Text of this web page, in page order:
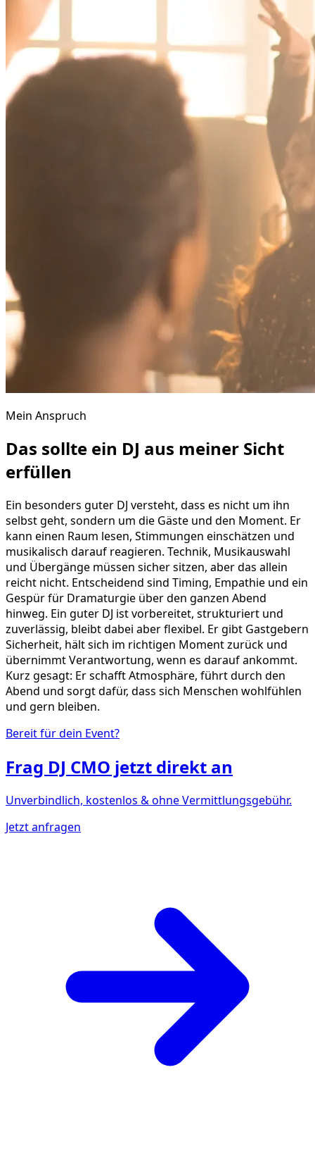
Mein Anspruch
Das sollte ein DJ aus meiner Sicht
erfüllen
Ein besonders guter DJ versteht, dass es nicht um ihn
selbst geht, sondern um die Gäste und den Moment. Er
kann einen Raum lesen, Stimmungen einschätzen und
musikalisch darauf reagieren. Technik, Musikauswahl
und Übergänge müssen sicher sitzen, aber das allein
reicht nicht. Entscheidend sind Timing, Empathie und ein
Gespür für Dramaturgie über den ganzen Abend
hinweg. Ein guter DJ ist vorbereitet, strukturiert und
zuverlässig, bleibt dabei aber flexibel. Er gibt Gastgebern
Sicherheit, hält sich im richtigen Moment zurück und
übernimmt Verantwortung, wenn es darauf ankommt.
Kurz gesagt: Er schafft Atmosphäre, führt durch den
Abend und sorgt dafür, dass sich Menschen wohlfühlen
und gern bleiben.
Bereit für dein Event?
Frag DJ CMO jetzt direkt an
Unverbindlich, kostenlos & ohne Vermittlungsgebühr.
Jetzt anfragen